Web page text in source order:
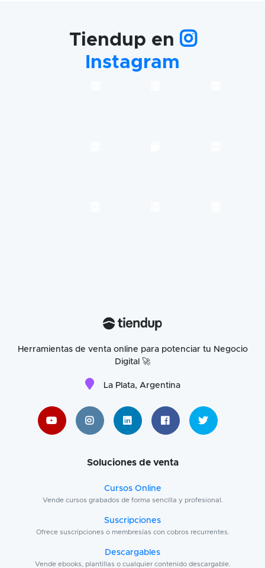
Tiendup en
Instagram
Herramientas de venta online para potenciar tu Negocio
Digital 🚀
La Plata, Argentina
Soluciones de venta
Cursos Online
Vende cursos grabados de forma sencilla y profesional.
Suscripciones
Ofrece suscripciones o membresías con cobros recurrentes.
Descargables
Vende ebooks, plantillas o cualquier contenido descargable.